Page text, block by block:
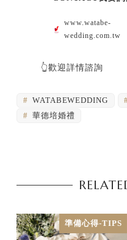
www.watabe-
wedding.com.tw
👆歡迎詳情諮詢
WATABEWEDDING
華德培婚禮
準備心得-TIPS